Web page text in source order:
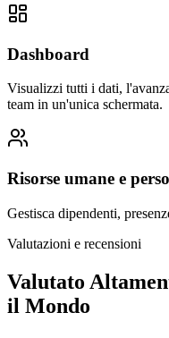
Dashboard
Visualizzi tutti i dati,
team in un'unica schermata.
Risorse umane e
Gestisca dipendenti,
Valutazioni e recensioni
Valutato
il Mondo